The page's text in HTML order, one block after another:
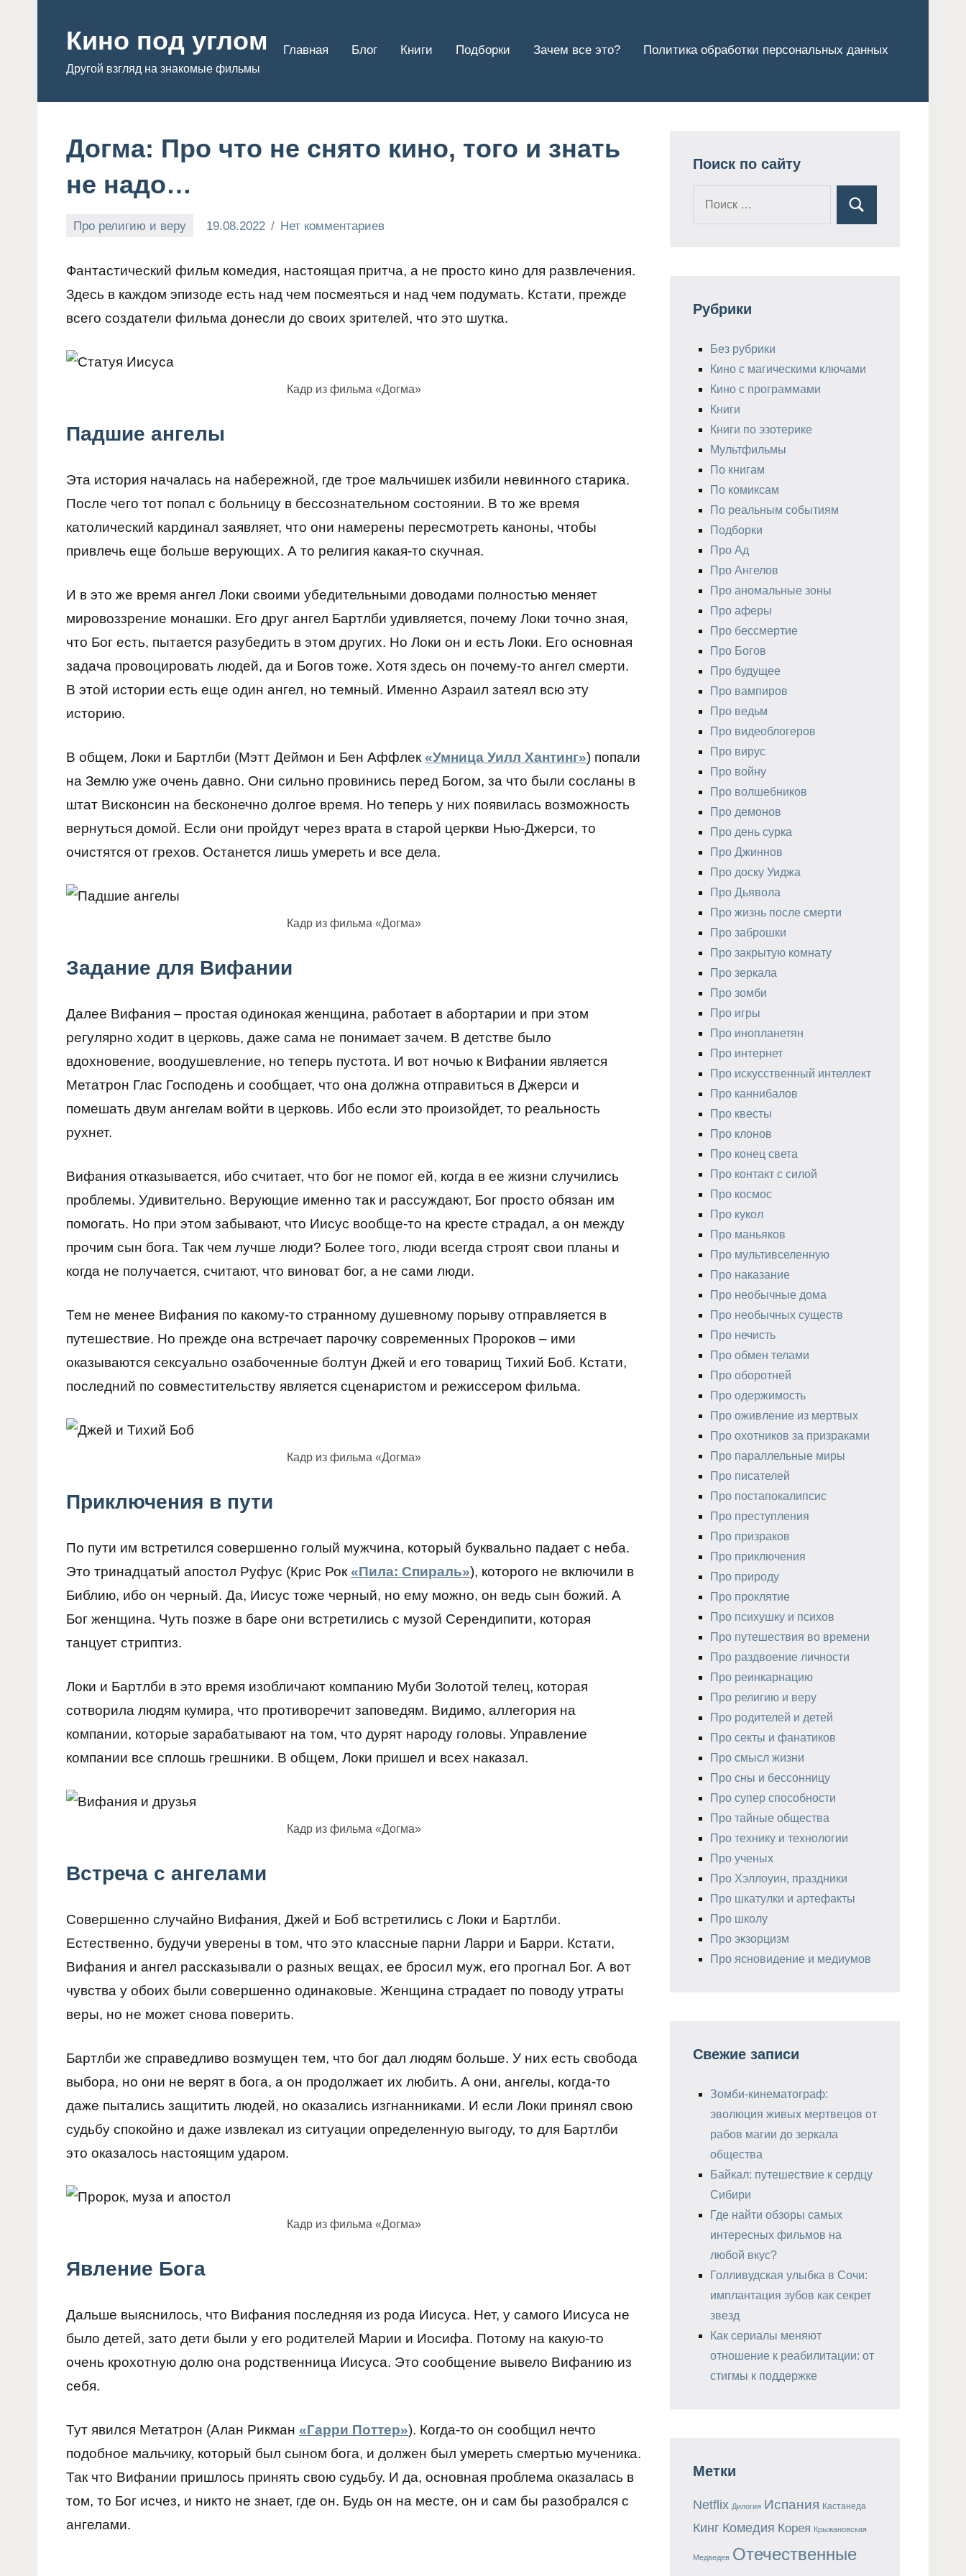
содержимому
Кино под углом
Другой взгляд на знакомые фильмы
Главная Блог Книги Подборки Зачем все это? Политика обработки персональных данных
Догма: Про что не снято кино, того и знать
не надо…
Про религию и веру 19.08.2022
Admin
Нет комментариев
Фантастический фильм комедия, настоящая притча, а не просто кино для развлечения.
Здесь в каждом эпизоде есть над чем посмеяться и над чем подумать. Кстати, прежде
всего создатели фильма донесли до своих зрителей, что это шутка.
Кадр из фильма «Догма»
Падшие ангелы
Эта история началась на набережной, где трое мальчишек избили невинного старика.
После чего тот попал с больницу в бессознательном состоянии. В то же время
католический кардинал заявляет, что они намерены пересмотреть каноны, чтобы
привлечь еще больше верующих. А то религия какая-то скучная.
И в это же время ангел Локи своими убедительными доводами полностью меняет
мировоззрение монашки. Его друг ангел Бартлби удивляется, почему Локи точно зная,
что Бог есть, пытается разубедить в этом других. Но Локи он и есть Локи. Его основная
задача провоцировать людей, да и Богов тоже. Хотя здесь он почему-то ангел смерти.
В этой истории есть еще один ангел, но темный. Именно Азраил затеял всю эту
историю.
В общем, Локи и Бартлби (Мэтт Деймон и Бен Аффлек «Умница Уилл Хантинг») попали
на Землю уже очень давно. Они сильно провинись перед Богом, за что были сосланы в
штат Висконсин на бесконечно долгое время. Но теперь у них появилась возможность
вернуться домой. Если они пройдут через врата в старой церкви Нью-Джерси, то
очистятся от грехов. Останется лишь умереть и все дела.
Кадр из фильма «Догма»
Задание для Вифании
Далее Вифания – простая одинокая женщина, работает в абортарии и при этом
регулярно ходит в церковь, даже сама не понимает зачем. В детстве было
вдохновение, воодушевление, но теперь пустота. И вот ночью к Вифании является
Метатрон Глас Господень и сообщает, что она должна отправиться в Джерси и
помешать двум ангелам войти в церковь. Ибо если это произойдет, то реальность
рухнет.
Вифания отказывается, ибо считает, что бог не помог ей, когда в ее жизни случились
проблемы. Удивительно. Верующие именно так и рассуждают, Бог просто обязан им
помогать. Но при этом забывают, что Иисус вообще-то на кресте страдал, а он между
прочим сын бога. Так чем лучше люди? Более того, люди всегда строят свои планы и
когда не получается, считают, что виноват бог, а не сами люди.
Тем не менее Вифания по какому-то странному душевному порыву отправляется в
путешествие. Но прежде она встречает парочку современных Пророков – ими
оказываются сексуально озабоченные болтун Джей и его товарищ Тихий Боб. Кстати,
последний по совместительству является сценаристом и режиссером фильма.
Кадр из фильма «Догма»
Приключения в пути
По пути им встретился совершенно голый мужчина, который буквально падает с неба.
Это тринадцатый апостол Руфус (Крис Рок «Пила: Спираль»), которого не включили в
Библию, ибо он черный. Да, Иисус тоже черный, но ему можно, он ведь сын божий. А
Бог женщина. Чуть позже в баре они встретились с музой Серендипити, которая
танцует стриптиз.
Локи и Бартлби в это время изобличают компанию Муби Золотой телец, которая
сотворила людям кумира, что противоречит заповедям. Видимо, аллегория на
компании, которые зарабатывают на том, что дурят народу головы. Управление
компании все сплошь грешники. В общем, Локи пришел и всех наказал.
Кадр из фильма «Догма»
Встреча с ангелами
Совершенно случайно Вифания, Джей и Боб встретились с Локи и Бартлби.
Естественно, будучи уверены в том, что это классные парни Ларри и Барри. Кстати,
Вифания и ангел рассказывали о разных вещах, ее бросил муж, его прогнал Бог. А вот
чувства у обоих были совершенно одинаковые. Женщина страдает по поводу утраты
веры, но не может снова поверить.
Бартлби же справедливо возмущен тем, что бог дал людям больше. У них есть свобода
выбора, но они не верят в бога, а он продолжает их любить. А они, ангелы, когда-то
даже пытались защитить людей, но оказались изгнанниками. И если Локи принял свою
судьбу спокойно и даже извлекал из ситуации определенную выгоду, то для Бартлби
это оказалось настоящим ударом.
Кадр из фильма «Догма»
Явление Бога
Дальше выяснилось, что Вифания последняя из рода Иисуса. Нет, у самого Иисуса не
было детей, зато дети были у его родителей Марии и Иосифа. Потому на какую-то
очень крохотную долю она родственница Иисуса. Это сообщение вывело Вифанию из
себя.
Тут явился Метатрон (Алан Рикман «Гарри Поттер»). Когда-то он сообщил нечто
подобное мальчику, который был сыном бога, и должен был умереть смертью мученика.
Так что Вифании пришлось принять свою судьбу. И да, основная проблема оказалась в
том, то Бог исчез, и никто не знает, где он. Будь он на месте, он и сам бы разобрался с
ангелами.
Поиск по сайту
Поиск
Рубрики
Без рубрики
Кино с магическими ключами
Кино с программами
Книги
Книги по эзотерике
Мультфильмы
По книгам
По комиксам
По реальным событиям
Подборки
Про Ад
Про Ангелов
Про аномальные зоны
Про аферы
Про бессмертие
Про Богов
Про будущее
Про вампиров
Про ведьм
Про видеоблогеров
Про вирус
Про войну
Про волшебников
Про демонов
Про день сурка
Про Джиннов
Про доску Уиджа
Про Дьявола
Про жизнь после смерти
Про заброшки
Про закрытую комнату
Про зеркала
Про зомби
Про игры
Про инопланетян
Про интернет
Про искусственный интеллект
Про каннибалов
Про квесты
Про клонов
Про конец света
Про контакт с силой
Про космос
Про кукол
Про маньяков
Про мультивселенную
Про наказание
Про необычные дома
Про необычных существ
Про нечисть
Про обмен телами
Про оборотней
Про одержимость
Про оживление из мертвых
Про охотников за призраками
Про параллельные миры
Про писателей
Про постапокалипсис
Про преступления
Про призраков
Про приключения
Про природу
Про проклятие
Про психушку и психов
Про путешествия во времени
Про раздвоение личности
Про реинкарнацию
Про религию и веру
Про родителей и детей
Про секты и фанатиков
Про смысл жизни
Про сны и бессонницу
Про супер способности
Про тайные общества
Про технику и технологии
Про ученых
Про Хэллоуин, праздники
Про шкатулки и артефакты
Про школу
Про экзорцизм
Про ясновидение и медиумов
Свежие записи
Зомби-кинематограф:
эволюция живых мертвецов от
рабов магии до зеркала
общества
Байкал: путешествие к сердцу
Сибири
Где найти обзоры самых
интересных фильмов на
любой вкус?
Голливудская улыбка в Сочи:
имплантация зубов как секрет
звезд
Как сериалы меняют
отношение к реабилитации: от
стигмы к поддержке
Метки
Netflix Дилогия Испания Кастанеда
Кинг Комедия Корея Крыжановская
Медведев Отечественные